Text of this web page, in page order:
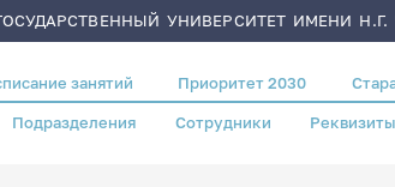
УНИВЕРСИТЕТ ИМЕНИ
занятий Приоритет 2030
Подразделения Сотрудники Реквизиты